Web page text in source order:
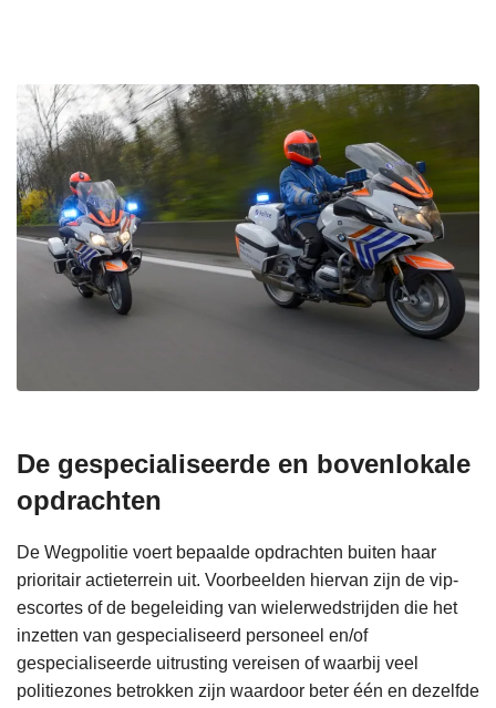
De gespecialiseerde en bovenlokale
opdrachten
De Wegpolitie voert bepaalde opdrachten buiten haar
prioritair actieterrein uit. Voorbeelden hiervan zijn de vip-
escortes of de begeleiding van wielerwedstrijden die het
inzetten van gespecialiseerd personeel en/of
gespecialiseerde uitrusting vereisen of waarbij veel
politiezones betrokken zijn waardoor beter één en dezelfde